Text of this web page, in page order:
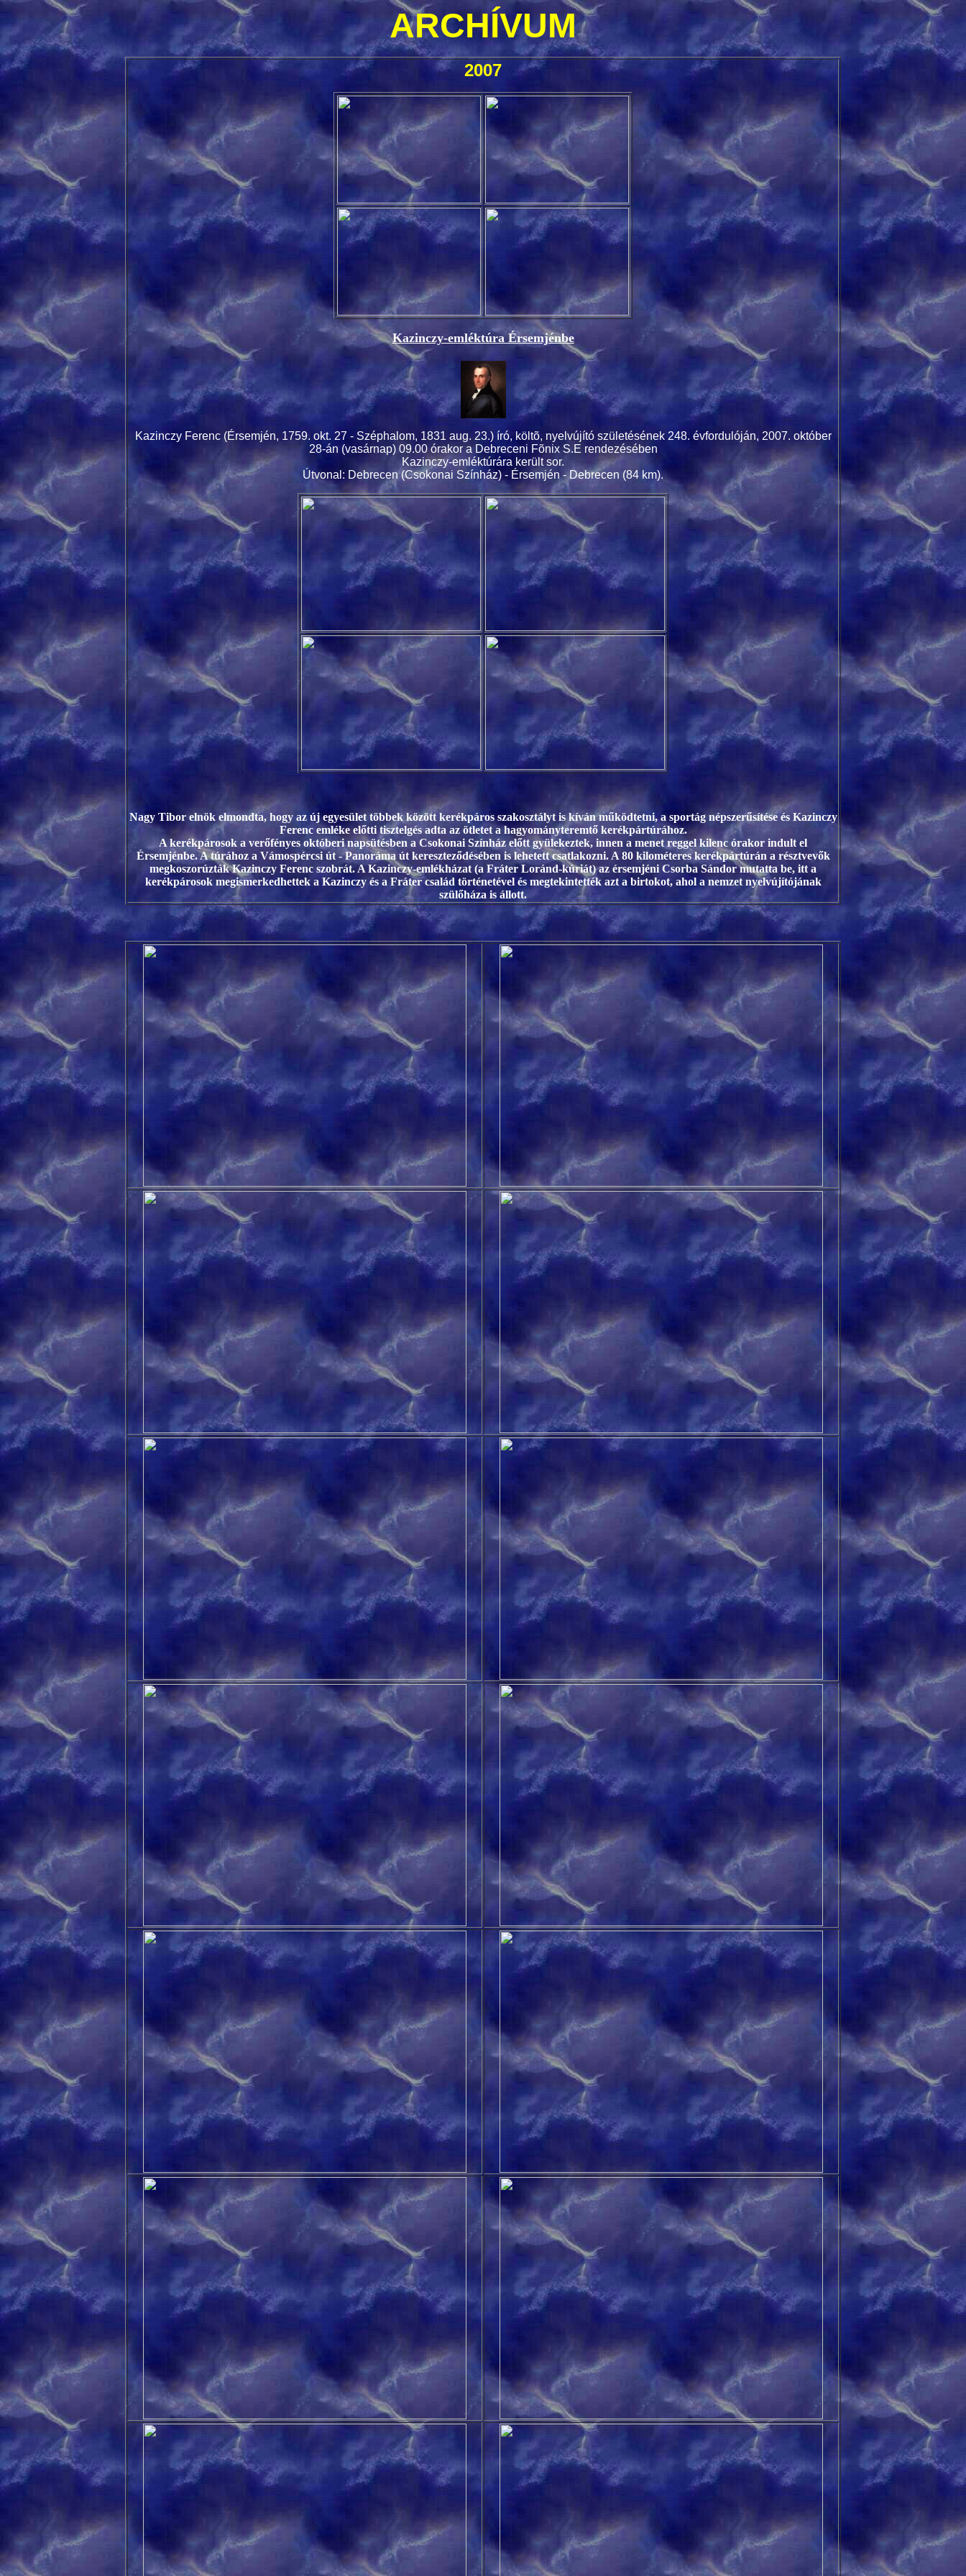
ARCHÍVUM
2007
Kazinczy-emléktúra Érsemjénbe
Kazinczy Ferenc (Érsemjén, 1759. okt. 27 - Széphalom, 1831 aug. 23.) író, költõ, nyelvújító születésének 248. évfordulóján, 2007. október
28-án (vasárnap) 09.00 órakor a Debreceni Fõnix S.E rendezésében
Kazinczy-emléktúrára került sor.
Útvonal: Debrecen (Csokonai Színház) - Érsemjén - Debrecen (84 km).
Nagy Tibor elnök elmondta, hogy az új egyesület többek között kerékpáros szakosztályt is kíván működtetni, a sportág népszerűsítése és Kazinczy
Ferenc emléke előtti tisztelgés adta az ötletet a hagyományteremtő kerékpártúrához.
A kerékpárosok a verőfényes októberi napsütésben a Csokonai Színház előtt gyülekeztek, innen a menet reggel kilenc órakor indult el
Érsemjénbe. A túrához a Vámospércsi út - Panoráma út kereszteződésében is lehetett csatlakozni. A 80 kilométeres kerékpártúrán a résztvevők
megkoszorúzták Kazinczy Ferenc szobrát. A Kazinczy-emlékházat (a Fráter Loránd-kúriát) az érsemjéni Csorba Sándor mutatta be, itt a
kerékpárosok megismerkedhettek a Kazinczy és a Fráter család történetével és megtekintették azt a birtokot, ahol a nemzet nyelvújítójának
szülőháza is állott.